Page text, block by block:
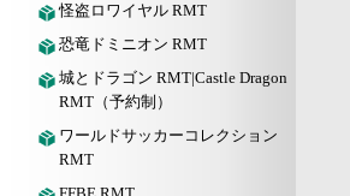
怪盗ロワイヤル RMT
恐竜ドミニオン RMT
城とドラゴン RMT|Castle Dragon
RMT（予約制）
ワールドサッカーコレクション
RMT